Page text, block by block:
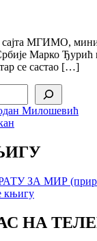
сајта МГИМО,
Марко
се састао […]
НА